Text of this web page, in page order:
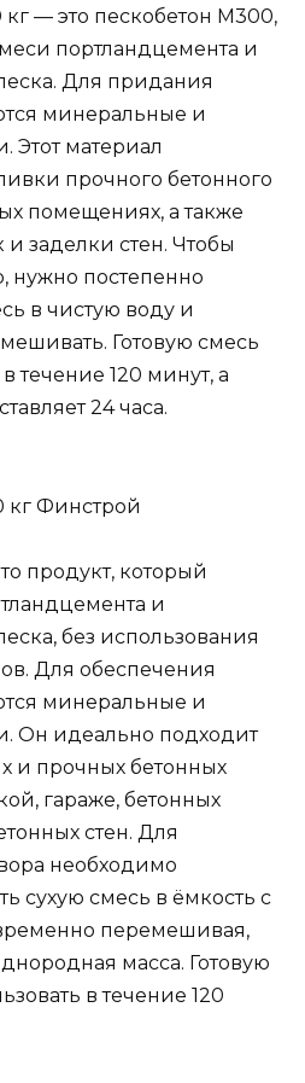
— это пескобетон М300,
портландцемента и
Для придания
минеральные и
Этот материал
прочного бетонного
помещениях, а также
заделки стен. Чтобы
нужно постепенно
в чистую воду и
Готовую смесь
течение 120 минут, а
24 часа.
кг Финстрой
продукт, который
и
без использования
Для обеспечения
минеральные и
Он идеально подходит
и прочных бетонных
гараже, бетонных
стен. Для
необходимо
сухую смесь в ёмкость с
перемешивая,
масса. Готовую
в течение 120